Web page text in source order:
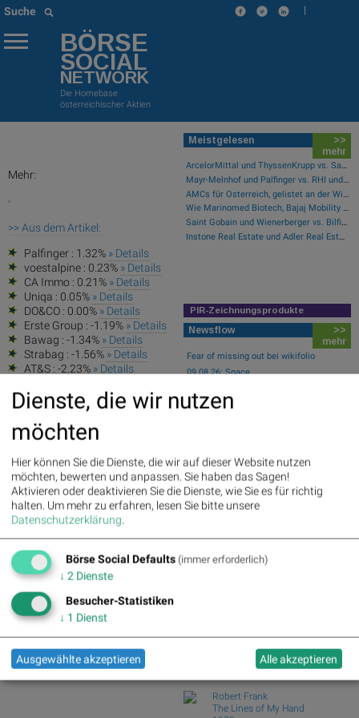
Suche |
BÖRSE
SOCIAL
NETWORK
Die Homebase
österreichischer Aktien
Mehr:
>> Aus dem Artikel:
Palfinger : 1.32% » Details
voestalpine : 0.23% » Details
CA Immo : 0.21% » Details
Uniqa : 0.05% » Details
DO&CO : 0.00% » Details
Erste Group : -1.19% » Details
Bawag : -1.34% » Details
Strabag : -1.56% » Details
AT&S : -2.23% » Details
Details
Meistgelesen
>>
mehr
ArcelorMittal und ThyssenKrupp vs. Salzgitter und voestalpine – kommentierter KW 32 Peer Group Watch Stahl
Mayr-Melnhof und Palfinger vs. RHI und Andritz – kommentierter KW 32 Peer Group Watch Zykliker Österreich
AMCs für Österreich, gelistet an der Wiener Börse
Wie Marinomed Biotech, Bajaj Mobility AG, Wolftank-Adisa, Athos Immobilien, Rosenbauer und Telekom Austria für Gesprächsstoff in Österreich sorgten
Saint Gobain und Wienerberger vs. Bilfinger und HeidelbergCement – kommentierter KW 32 Peer Group Watch Bau & Baustoffe
Instone Real Estate und Adler Real Estate vs. UBM und Vonovia SE – kommentierter KW 17 Peer Group Watch Immobilien
PIR-Zeichnungsprodukte
Newsflow
>>
mehr
Fear of missing out bei wikifolio
09.08.26: Space...
mit Szew...
mit Szew...
Mayr-Melnhof und Palfinger vs. RHI und
Andritz – ...
Börse Social Club Board
Machiel Botman
Robert Frank
The Lines of My Hand
Dienste, die wir nutzen
möchten
Hier können Sie die Dienste, die wir auf dieser Website nutzen
möchten, bewerten und anpassen. Sie haben das Sagen!
Aktivieren oder deaktivieren Sie die Dienste, wie Sie es für richtig
halten. Um mehr zu erfahren, lesen Sie bitte unsere
Datenschutzerklärung.
Börse Social Defaults (immer erforderlich)
↓ 2 Dienste
Besucher-Statistiken
↓ 1 Dienst
Ausgewählte akzeptieren Alle akzeptieren